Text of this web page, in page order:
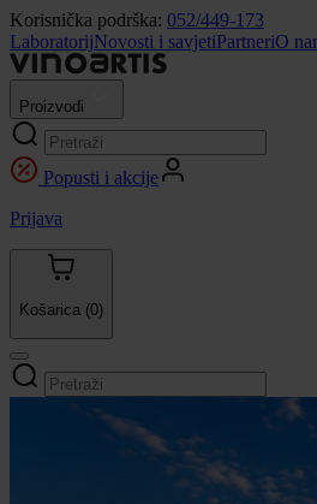
Korisnička podrška: 052/449-173
LaboratorijNovosti i savjetiPartneriO
Proizvodi
Popusti i akcije
Prijava
Košarica (0)